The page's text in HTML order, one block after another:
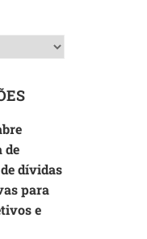
de
dívidas
para
e